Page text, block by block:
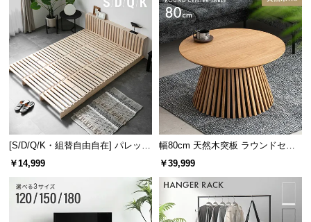
[S/D/Q/K・組替自由自在] パレット
ベッド 8/12/16枚セット
￥14,999
幅80cm 天然木突板 ラウンドセン
ターテーブル 美しい格子デザイン
￥39,999